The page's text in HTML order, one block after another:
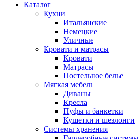
Каталог
Кухни
Итальянские
Немецкие
Уличные
Кровати и матрасы
Кровати
Матрасы
Постельное белье
Мягкая мебель
Диваны
Кресла
Пуфы и банкетки
Кушетки и шезлонги
Системы хранения